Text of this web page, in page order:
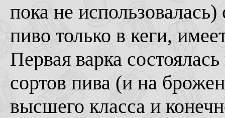
пока не
пиво только в кеги,
Первая варка
сортов пива (и на
высшего класса и